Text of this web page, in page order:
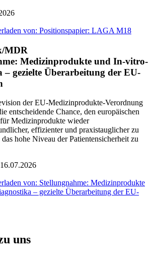
von: Positionspapier: LAGA M18
MDR
Medizinprodukte und In-vitro-
– gezielte Überarbeitung der EU-
der EU-Medizinprodukte-Verordnung
entscheidende Chance, den europäischen
Medizinprodukte wieder
effizienter und praxistauglicher zu
das hohe Niveau der Patientensicherheit zu
16.07.2026
von: Stellungnahme: Medizinprodukte
– gezielte Überarbeitung der EU-
uns